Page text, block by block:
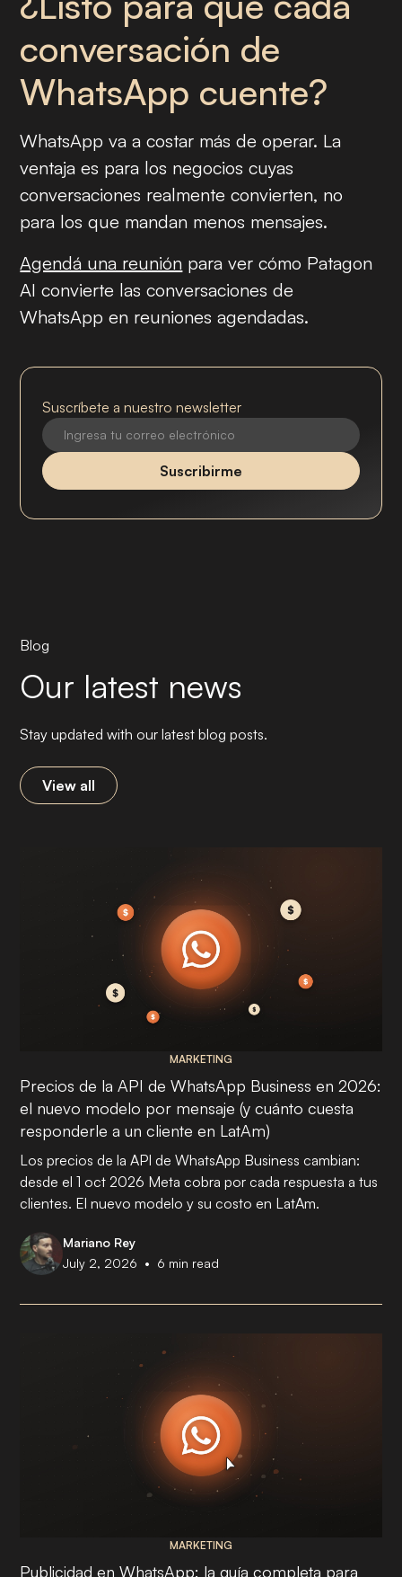
conversación de
WhatsApp cuente?
WhatsApp va a costar más de operar. La
ventaja es para los negocios cuyas
conversaciones realmente convierten, no
para los que mandan menos mensajes.
Agendá una reunión para ver cómo Patagon
AI convierte las conversaciones de
WhatsApp en reuniones agendadas.
Suscríbete a nuestro newsletter
Blog
Our latest news
Stay updated with our latest blog posts.
View all
MARKETING
Precios de la API de WhatsApp Business en 2026:
el nuevo modelo por mensaje (y cuánto cuesta
responderle a un cliente en LatAm)
Los precios de la API de WhatsApp Business cambian:
desde el 1 oct 2026 Meta cobra por cada respuesta a tus
clientes. El nuevo modelo y su costo en LatAm.
Mariano Rey
July 2, 2026 • 6 min read
MARKETING
Publicidad en WhatsApp: la guía completa para